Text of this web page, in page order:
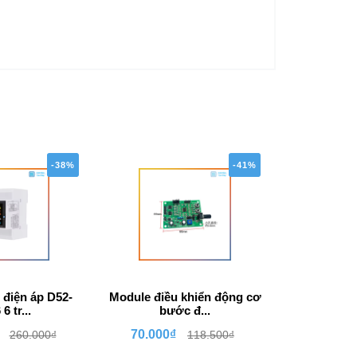
-38%
áp D52-
6 tr...
260.000₫
-41%
Module điều khiển động cơ
bước đ...
70.000₫
118.500₫